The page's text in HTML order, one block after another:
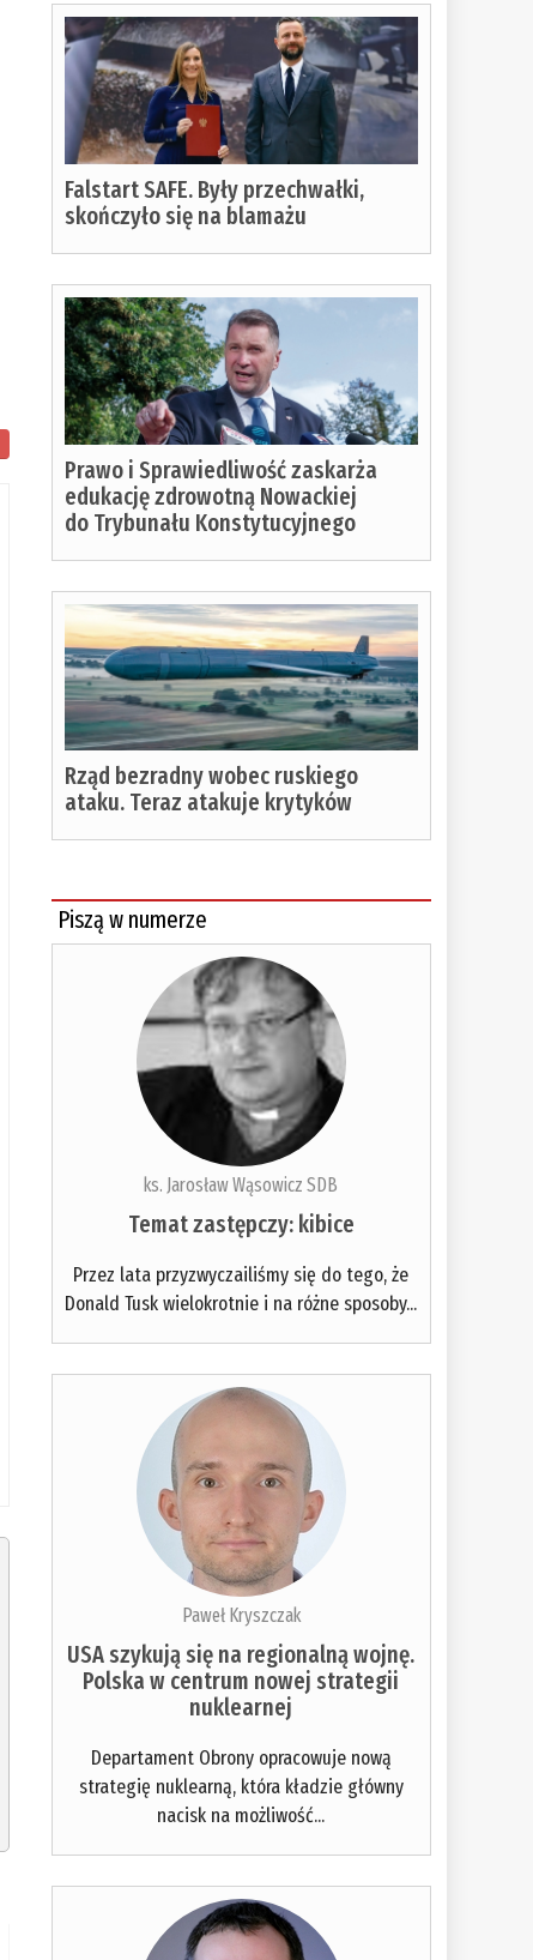
Falstart SAFE. Były przechwałki,
skończyło się na blamażu
Prawo i Sprawiedliwość zaskarża
edukację zdrowotną Nowackiej
do Trybunału Konstytucyjnego
Rząd bezradny wobec ruskiego
ataku. Teraz atakuje krytyków
Piszą w numerze
ks. Jarosław Wąsowicz SDB
Temat zastępczy: kibice
Przez lata przyzwyczailiśmy się do tego, że
Donald Tusk wielokrotnie i na różne sposoby...
Paweł Kryszczak
USA szykują się na regionalną wojnę.
Polska w centrum nowej strategii
nuklearnej
Departament Obrony opracowuje nową
strategię nuklearną, która kładzie główny
nacisk na możliwość...